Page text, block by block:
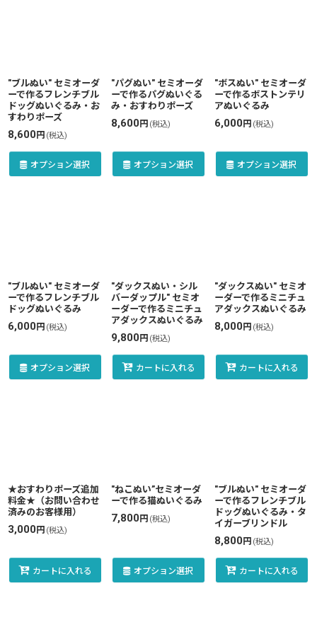
"ブルぬい" セミオーダ
ーで作るフレンチブル
ドッグぬいぐるみ・お
すわりポーズ
8,600円 (税込)
オプション選択
"パグぬい" セミオーダ
ーで作るパグぬいぐる
み・おすわりポーズ
8,600円 (税込)
オプション選択
"ボスぬい" セミオーダ
ーで作るボストンテリ
アぬいぐるみ
6,000円 (税込)
オプション選択
"ブルぬい" セミオーダ
ーで作るフレンチブル
ドッグぬいぐるみ
6,000円 (税込)
オプション選択
"ダックスぬい・シル
バーダップル" セミオ
ーダーで作るミニチュ
アダックスぬいぐるみ
9,800円 (税込)
カートに入れる
"ダックスぬい" セミオ
ーダーで作るミニチュ
アダックスぬいぐるみ
8,000円 (税込)
カートに入れる
★おすわりポーズ追加
料金★（お問い合わせ
済みのお客様用）
3,000円 (税込)
カートに入れる
"ねこぬい”セミオーダ
ーで作る猫ぬいぐるみ
7,800円 (税込)
オプション選択
"ブルぬい" セミオーダ
ーで作るフレンチブル
ドッグぬいぐるみ・タ
イガーブリンドル
8,800円 (税込)
カートに入れる